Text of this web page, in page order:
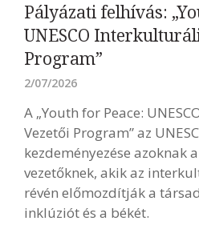
Pályázati felhívás:
UNESCO
Program”
2/07/2026
A „Youth for Peace:
Vezetői Program” az
kezdeményezése azoknak
vezetőknek, akik az
révén előmozdítják a
inklúziót és a békét.